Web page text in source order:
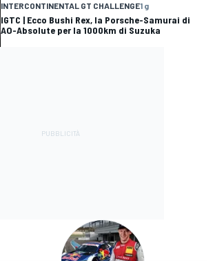
INTERCONTINENTAL GT CHALLENGE1 g
IGTC | Ecco Bushi Rex, la Porsche-Samurai di
AO-Absolute per la 1000km di Suzuka